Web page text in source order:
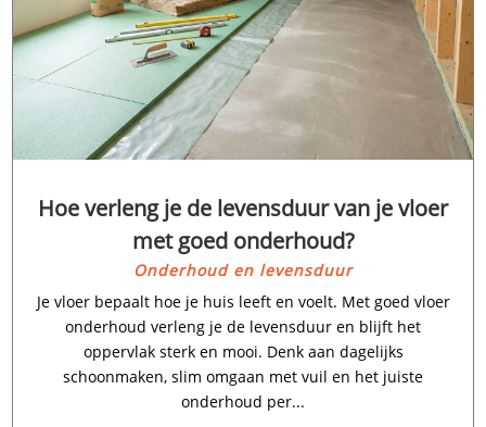
Hoe verleng je de levensduur van je vloer
met goed onderhoud?
Onderhoud en levensduur
Je vloer bepaalt hoe je huis leeft en voelt.​ Met goed vloer
onderhoud verleng je de levensduur en blijft het
oppervlak sterk en mooi.​ Denk aan dagelijks
schoonmaken, slim omgaan met vuil en het juiste
onderhoud per...